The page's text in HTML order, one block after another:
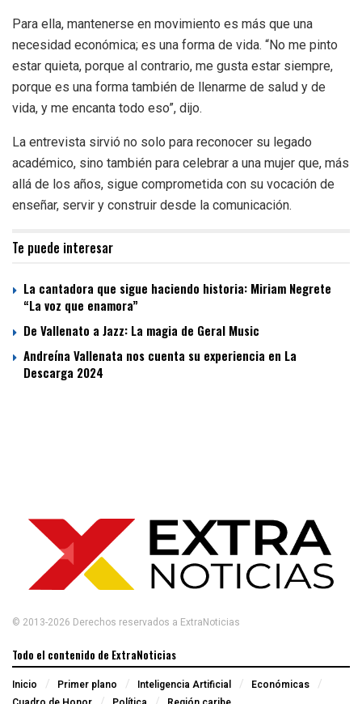
Para ella, mantenerse en movimiento es más que una
necesidad económica; es una forma de vida. “No me pinto
estar quieta, porque al contrario, me gusta estar siempre,
porque es una forma también de llenarme de salud y de
vida, y me encanta todo eso”, dijo.
La entrevista sirvió no solo para reconocer su legado
académico, sino también para celebrar a una mujer que, más
allá de los años, sigue comprometida con su vocación de
enseñar, servir y construir desde la comunicación.
Te puede interesar
La cantadora que sigue haciendo historia: Miriam Negrete
“La voz que enamora”
De Vallenato a Jazz: La magia de Geral Music
Andreína Vallenata nos cuenta su experiencia en La
Descarga 2024
© 2013-2026 Derechos reservados a ExtraNoticias
Todo el contenido de ExtraNoticias
Inicio Primer plano Inteligencia Artificial
Económicas